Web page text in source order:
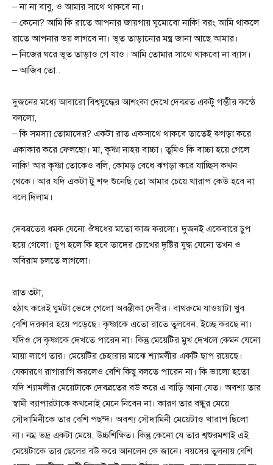
– না না বাবু, ও আমার সাথে থাকবে না।
– কেনো? আমি কি রাতে আপনার জায়গায় ঘুমোবো নাকি! বরং আমি থাকলে
রাতে আপনার ভয় লাগবে না। ভূত তাড়ানোর মন্ত্র জানা আছে আমার।
– নিজের ঘরে ভূত তাড়াও গে যাও। আমি তোমার সাথে থাকবো না ব্যাস।
– আজিব তো..
দুজনের মধ্যে আবারো বিশ্বযুদ্ধের আশংকা দেখে দেবব্রত একটু গম্ভীর কন্ঠে
বললো,
– কি সমস্যা তোমাদের? একটা রাত একসাথে থাকবে তাতেই ঝগড়া করে
একাকার করে ফেলছো। মা, কৃষ্ণা নাহয় বাচ্চা। তুমিও কি বাচ্চা হয়ে গেলে
নাকি! আর কৃষ্ণা তোকেও বলি, কোমড় বেধে ঝগড়া করে যাচ্ছিস কখন
থেকে। আর যদি একটা টু শব্দ শুনেছি তো আমার চেয়ে খারাপ কেউ হবে না
বলে দিলাম।
দেবব্রতের ধমক যেনো ঔষধের মতো কাজ করলো। দুজনই একেবারে চুপ
হয়ে গেলো। চুপ হলে কি হবে তাদের চোখের দৃষ্টির‍ যুদ্ধ যেনো তখন ও
অবিরাম চলতে লাগলো।
রাত ৩টা,
হঠাৎ করেই ঘুমটা ভেঙ্গে গেলো অবন্তীকা দেবীর। বাথরুমে যাওয়াটা খুব
বেশি দরকার হয়ে পড়েছে। কৃষ্ণাকে এতো রাতে তুলবেন, ইচ্ছে করছে না।
যদিও সে কৃষ্ণাকে দেখতে পারেন না। কিন্তু মেয়েটির মুখ দেখলে কেমন যেনো
মায়া লাগে তার। মেয়েটির চেহারার মাঝে শ্যামলীর একটি ছাপ রয়েছে।
যেকারণে রাগারাগি করলেও বেশি কিছু বলতে পারেন না। কি ভালো হতো
যদি শ্যামলীর মেয়েটাকে দেবব্রতের বউ করে এ বাড়ি আনা যেত। অবশ্য তার
স্বামী ব্যাপারটাকে কখনোই মেনে নিবেন না। কারণ তার বন্ধুর মেয়ে
সৌদামিনীকে তার বেশি পছন্দ। অবশ্য সৌদামিনী মেয়েটাও খারাপ ছিলো
না। নম্র ভদ্র একটা মেয়ে, উচ্চশিক্ষিত। কিন্তু কেনো যে তার শ্বশুরমশাই এই
মেয়েটাকে তার ছেলের বউ করে আনলেন কে জানে। বয়সের তুলনায় বেশি